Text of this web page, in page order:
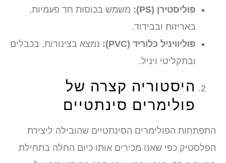
פוליסטירן (PS):
משמש בכוסות חד פעמיות,
באריזות ובבידוד.
פוליוויניל כלוריד (PVC):
נמצא בצינורות, בכבלים
ובתקליטי ויניל.
היסטוריה קצרה של
פולימרים סינתטיים
התפתחות הפולימרים הסינתטיים שהובילה ליצירת
הפלסטיק כפי שאנו מכירים אותו כיום החלה בתחילת